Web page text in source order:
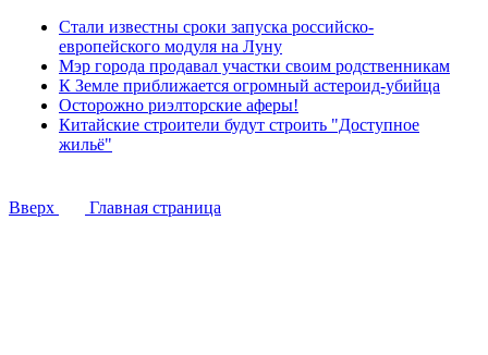
Стали известны сроки запуска российско-
европейского модуля на Луну
Мэр города продавал участки своим родственникам
К Земле приближается огромный астероид-убийца
Осторожно риэлторские аферы!
Китайские строители будут строить "Доступное
жильё"
Вверх Главная страница